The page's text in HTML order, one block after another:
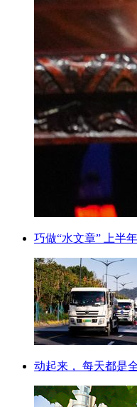
巧做“水文章” 上半
动起来， 每天都是